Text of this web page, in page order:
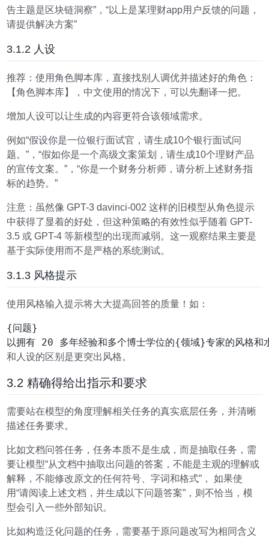
告主题是区块链洞察”，“以上是某理财app用户反馈的问题，
请提供解决方案”
3.1.2 人设
推荐：使用角色脚本库，直接找别人调优并描述好的角色：
【角色脚本库】，中文使用的情况下，可以先翻译一把。
增加人设可以让生成的内容更符合该领域需求。
例如“假设你是一位银行面试官，请生成10个银行面试问
题。”，“假如你是一个高级文案策划，请生成10个理财产品
的宣传文案。”，“你是一个财务分析师，请分析上述财务指
标的趋势。”
注意：虽然像 GPT-3 davinci-002 这样的旧模型从角色提示
中获得了显着的好处，但这种策略的有效性似乎随着 GPT-
3.5 或 GPT-4 等新模型的出现而减弱。这一观察结果主要是
基于实际使用而不是严格的系统测试。
3.1.3 风格提示
使用风格输入提示将大大提高回答的质量！如：
{问题}
和人设的区别是更突出风格。
3.2 精确得给出指示和要求
需要站在模型的角度理解相关任务的真实底层任务，并清晰
描述任务要求。
比如文档问答任务，任务本质不是生成，而是抽取任务，需
要让模型“从文档中抽取出问题的答案，不能是主观的理解或
解释，不能修改原文的任何符号、字词和格式”， 如果使
用“请阅读上述文档，并生成以下问题答案”，则不恰当，模
型会引入一些外部知识。
比如构造泛化问题的任务，需要基于原问题改写为相同含义